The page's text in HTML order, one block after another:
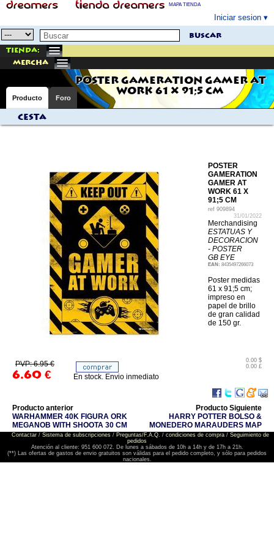
MAPA TIENDA
Iniciar sesion
buscar
Tienda:
mercha
POSTER GAMERATION GAMER AT
WORK 61 X 91;5 CM
Producto Foro
Cesta
POSTER
GAMERATION
GAMER AT
WORK 61 X
91;5 CM
ref 909894
31/01/2022
Merchandising
ESTATUAS Y
DECORACION
- POSTER
GB EYE
EAN: 8435497266073
Poster medidas
61 x 91;5 cm;
impreso en
papel de brillo
de gran calidad
de 150 gr.
PVP: 6.95 €
6.60 €
0.00 $
0.00 £
En stock. Envio inmediato
Producto anterior
WARHAMMER 40K FIGURA ORK
MEGANOB WITH SHOOTA 30 CM
Producto Siguiente
HARRY POTTER BOLSO &
MONEDERO MARAUDERS MAP
Contactar/ Sistema de subscripciones/ Preguntas/F.A.Q. / condiciones de compra/ Seguimiento de
pedidos
Atención al cliente: 951 600 072. De lunes a sábados de 10h a 14h y de 17h a 21h.
(**) Las ofertas de gastos de envio gratuitos son válidas para el pedido completo, y sólo para pedidos
nacionales.